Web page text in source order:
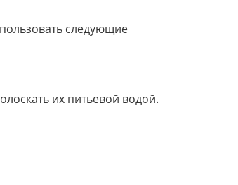
следующие
их питьевой водой.